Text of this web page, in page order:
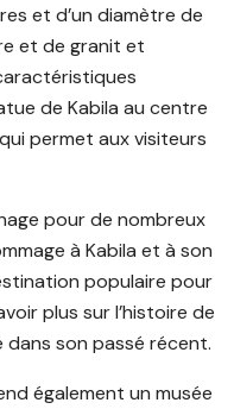
et d’un diamètre de
et de granit et
de Kabila au centre
permet aux visiteurs
pour de nombreux
à Kabila et à son
populaire pour
plus sur l’histoire de
dans son passé récent.
également un musée